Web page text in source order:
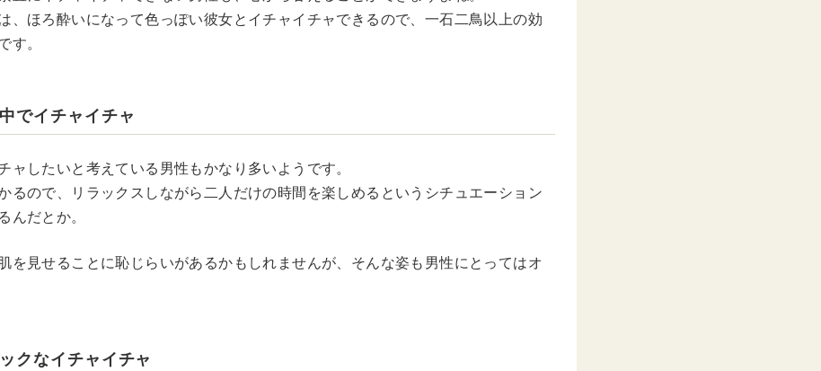
、ほろ酔いになって色っぽい彼女とイチャイチャできるので、一石二鳥以上の効
す。
でイチャイチャ
ャしたいと考えている男性もかなり多いようです。
るので、リラックスしながら二人だけの時間を楽しめるというシチュエーション
んだとか。
を見せることに恥じらいがあるかもしれませんが、そんな姿も男性にとってはオ
クなイチャイチャ